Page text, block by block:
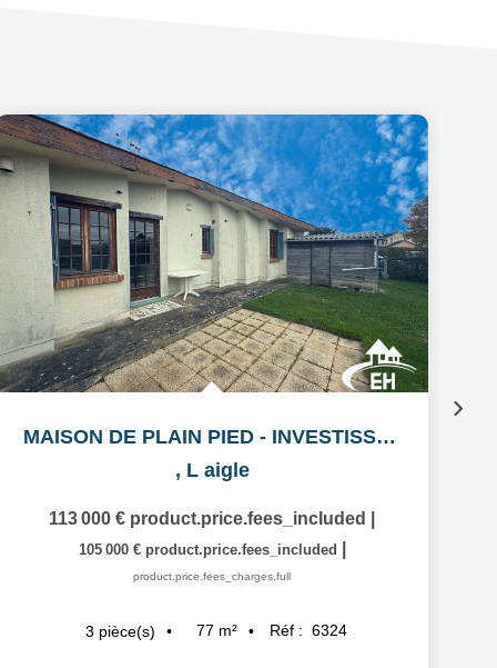
MAISON DE PLAIN PIED - INVESTISSEMENT LOCATIF
, L aigle
113 000 € product.price.fees_included
105 000 € product.price.fees_included
product.price.fees_charges.full
3 pièce(s) 77 m² Réf : 6324